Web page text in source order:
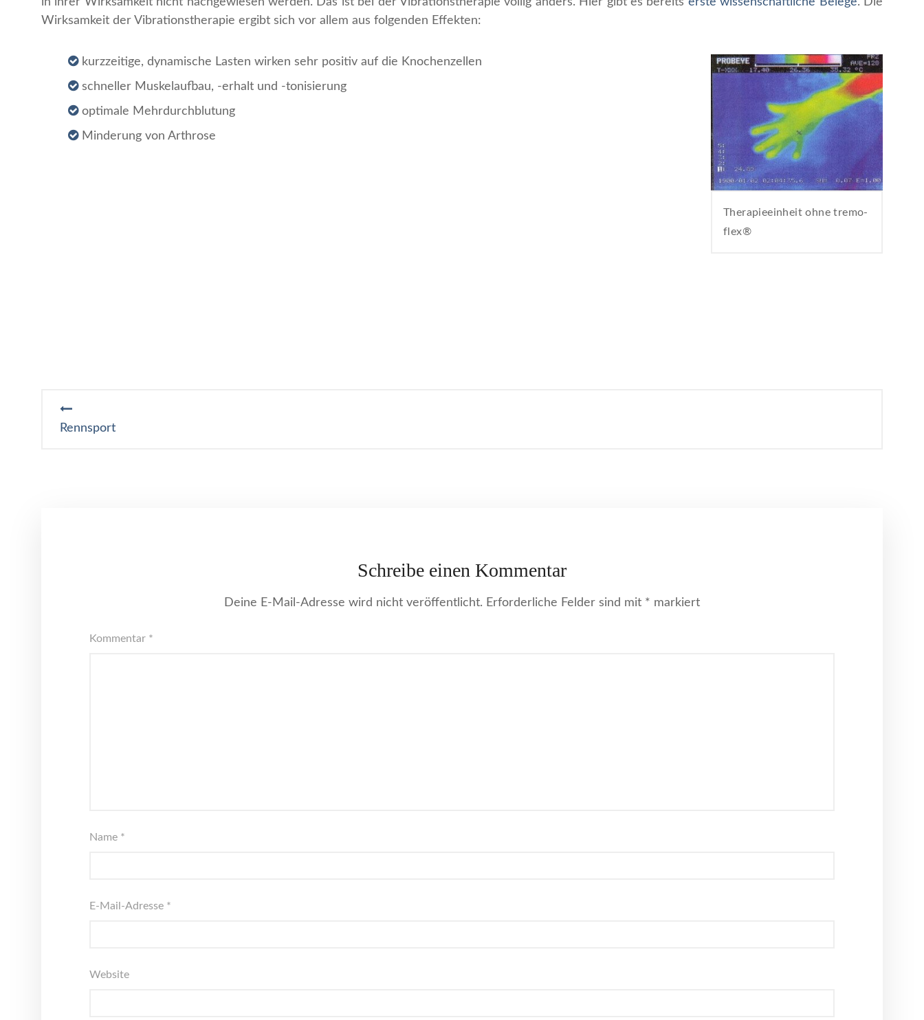
Wirksamkeit der Vibrationstherapie ergibt sich vor allem aus folgenden Effekten:
Therapieeinheit ohne tremo-
flex®
kurzzeitige, dynamische Lasten wirken sehr positiv auf die Knochenzellen
schneller Muskelaufbau, -erhalt und -tonisierung
optimale Mehrdurchblutung
Minderung von Arthrose
Beitragsnavigation
Rennsport
Schreibe einen Kommentar
Deine E-Mail-Adresse wird nicht veröffentlicht. Erforderliche Felder sind mit * markiert
Kommentar *
Name *
E-Mail-Adresse *
Website